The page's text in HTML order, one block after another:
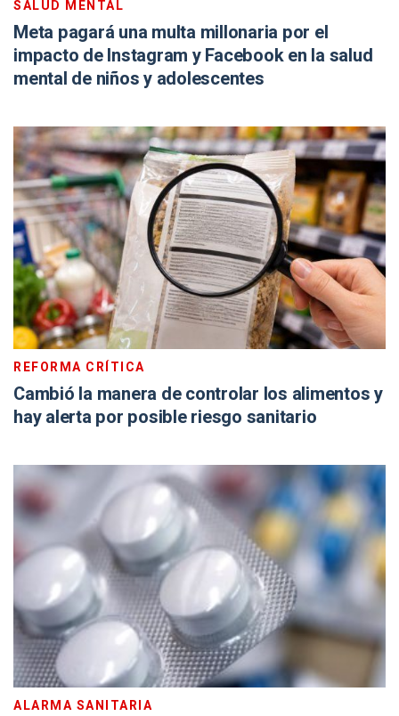
SALUD MENTAL
Meta pagará una multa millonaria por el
impacto de Instagram y Facebook en la salud
mental de niños y adolescentes
REFORMA CRÍTICA
Cambió la manera de controlar los alimentos y
hay alerta por posible riesgo sanitario
ALARMA SANITARIA